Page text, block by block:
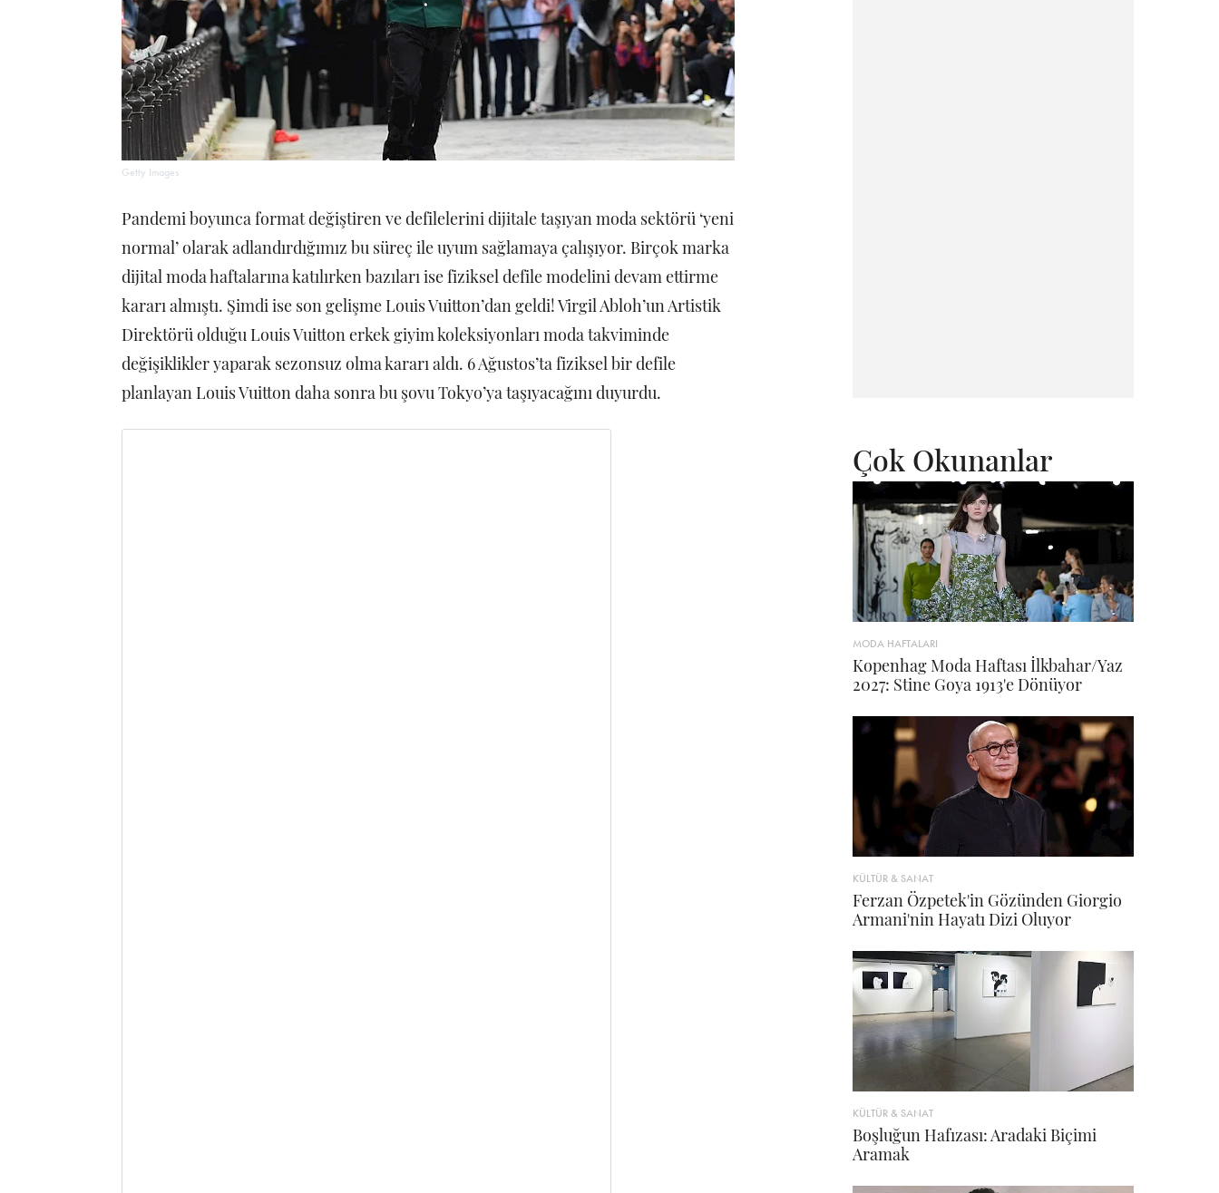
Getty Images
Pandemi boyunca format değiştiren ve defilelerini dijitale taşıyan moda sektörü ‘yeni
normal’ olarak adlandırdığımız bu süreç ile uyum sağlamaya çalışıyor. Birçok marka
dijital moda haftalarına katılırken bazıları ise fiziksel defile modelini devam ettirme
kararı almıştı. Şimdi ise son gelişme Louis Vuitton’dan geldi! Virgil Abloh’un Artistik
Direktörü olduğu Louis Vuitton erkek giyim koleksiyonları moda takviminde
değişiklikler yaparak sezonsuz olma kararı aldı. 6 Ağustos’ta fiziksel bir defile
planlayan Louis Vuitton daha sonra bu şovu Tokyo’ya taşıyacağını duyurdu.
Çok Okunanlar
MODA HAFTALARI
Kopenhag Moda Haftası İlkbahar/Yaz
2027: Stine Goya 1913'e Dönüyor
KÜLTÜR & SANAT
Ferzan Özpetek'in Gözünden Giorgio
Armani'nin Hayatı Dizi Oluyor
KÜLTÜR & SANAT
Boşluğun Hafızası: Aradaki Biçimi
Aramak